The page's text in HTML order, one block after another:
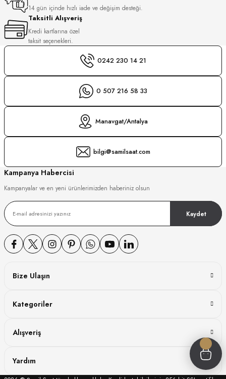
14 gün içinde hızlı iade ve değişim desteği.
Taksitli Alışveriş
Kredi kartlarına özel
taksit seçenekleri.
0242 230 14 21
0 507 216 58 33
Manavgat/Antalya
bilgi@samilsaat.com
Kampanya Habercisi
Kampanyalar ve en yeni ürünlerimizden haberiniz olsun
Kaydet
Bize Ulaşın
Kategoriler
Alışveriş
Yardım
WATCH
WATCH